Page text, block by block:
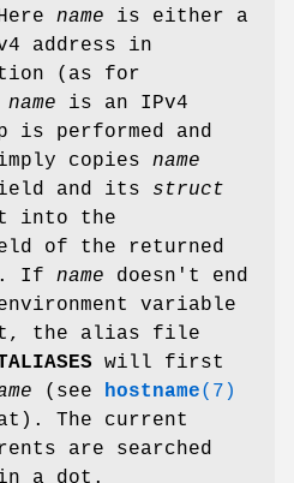
name is either a
address in
(as for
name is an IPv4
is performed and
copies name
and its struct
into the
of the returned
If name doesn't end
variable
the alias file
will first
(see hostname(7)
The current
are searched
a dot.